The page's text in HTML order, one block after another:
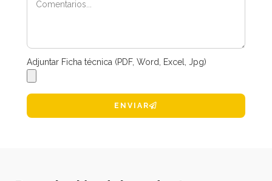
Adjuntar Ficha técnica (PDF, Word, Excel, Jpg)
ENVIAR